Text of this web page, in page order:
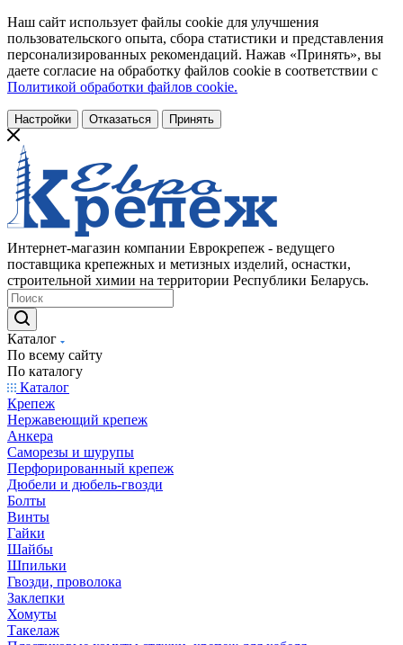
Наш сайт использует файлы cookie для улучшения
пользовательского опыта, сбора статистики и представления
персонализированных рекомендаций. Нажав «Принять», вы
даете согласие на обработку файлов cookie в соответствии с
Политикой обработки файлов cookie.
Настройки Отказаться Принять
Интернет-магазин компании Еврокрепеж - ведущего
поставщика крепежных и метизных изделий, оснастки,
строительной химии на территории Республики Беларусь.
Каталог
По всему сайту
По каталогу
Каталог
Крепеж
Нержавеющий крепеж
Анкера
Саморезы и шурупы
Перфорированный крепеж
Дюбели и дюбель-гвозди
Болты
Винты
Гайки
Шайбы
Шпильки
Гвозди, проволока
Заклепки
Хомуты
Такелаж